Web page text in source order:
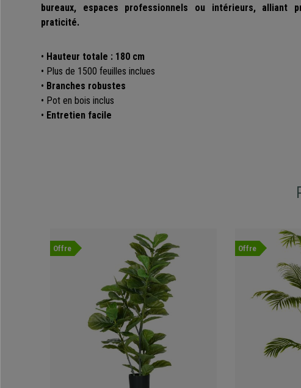
bureaux, espaces professionnels ou intérieurs, alliant
praticité.
• Hauteur totale : 180 cm
• Plus de 1500 feuilles inclues
• Branches robustes
• Pot en bois inclus
• Entretien facile
Offre Offre